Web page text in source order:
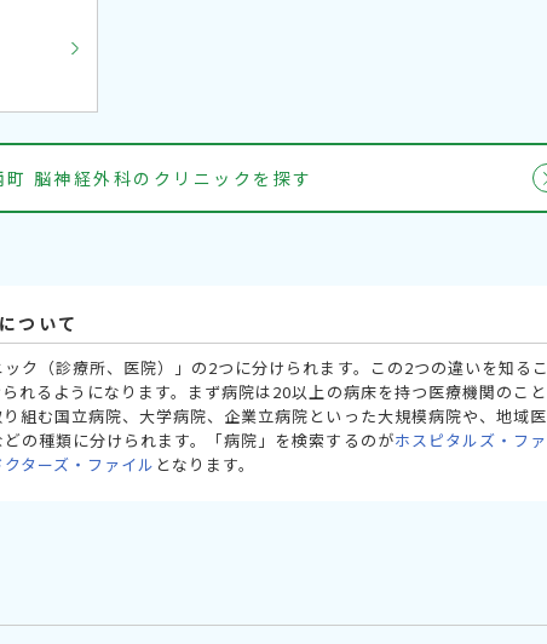
脳神経外科のクリニックを探す
ついて
ク（診療所、医院）」の2つに分けられます。この2つの違いを知るこ
れるようになります。まず病院は20以上の病床を持つ医療機関のこと
組む国立病院、大学病院、企業立病院といった大規模病院や、地域医
の種類に分けられます。「病院」を検索するのがホスピタルズ・ファ
クターズ・ファイル となります。